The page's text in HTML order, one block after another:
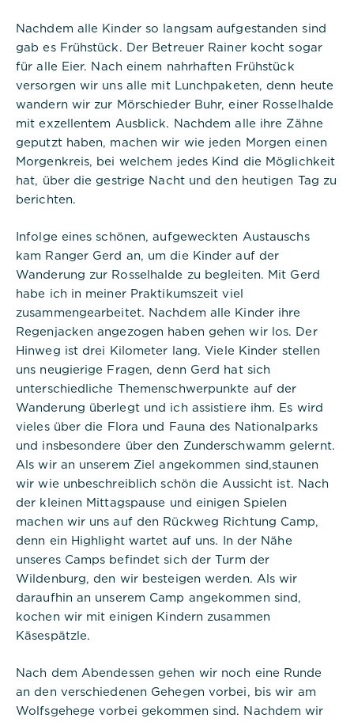
Nachdem alle Kinder so langsam aufgestanden sind
gab es Frühstück. Der Betreuer Rainer kocht sogar
für alle Eier. Nach einem nahrhaften Frühstück
versorgen wir uns alle mit Lunchpaketen, denn heute
wandern wir zur Mörschieder Buhr, einer Rosselhalde
mit exzellentem Ausblick. Nachdem alle ihre Zähne
geputzt haben, machen wir wie jeden Morgen einen
Morgenkreis, bei welchem jedes Kind die Möglichkeit
hat, über die gestrige Nacht und den heutigen Tag zu
berichten.
Infolge eines schönen, aufgeweckten Austauschs
kam Ranger Gerd an, um die Kinder auf der
Wanderung zur Rosselhalde zu begleiten. Mit Gerd
habe ich in meiner Praktikumszeit viel
zusammengearbeitet. Nachdem alle Kinder ihre
Regenjacken angezogen haben gehen wir los. Der
Hinweg ist drei Kilometer lang. Viele Kinder stellen
uns neugierige Fragen, denn Gerd hat sich
unterschiedliche Themenschwerpunkte auf der
Wanderung überlegt und ich assistiere ihm. Es wird
vieles über die Flora und Fauna des Nationalparks
und insbesondere über den Zunderschwamm gelernt.
Als wir an unserem Ziel angekommen sind,staunen
wir wie unbeschreiblich schön die Aussicht ist. Nach
der kleinen Mittagspause und einigen Spielen
machen wir uns auf den Rückweg Richtung Camp,
denn ein Highlight wartet auf uns. In der Nähe
unseres Camps befindet sich der Turm der
Wildenburg, den wir besteigen werden. Als wir
daraufhin an unserem Camp angekommen sind,
kochen wir mit einigen Kindern zusammen
Käsespätzle.
Nach dem Abendessen gehen wir noch eine Runde
an den verschiedenen Gehegen vorbei, bis wir am
Wolfsgehege vorbei gekommen sind. Nachdem wir
Notwendig
Diese werden für die Grundfunktionen der
Website benötigt und helfen dabei, unsere
Website nutzbar zu machen sowie Zugriffe auf
sichere Bereiche unserer Website ermöglichen.
Cookie Informationen anzeigen
Titel:
Anbieter:
Commerzbank Umweltpraktikum
Cookies:
Cookie Name:
PHPSESSID
Dauer:
Session
Beschreibung:
Dieses Cookie ist nativ für PHP-
Anwendungen. Das Cookie wird
verwendet, um die eindeutige
Sitzungs-ID eines Benutzers zu
speichern und zu identifizieren, um
die Benutzersitzung auf der
Website zu verwalten. Das Cookie
ist ein Session-Cookie und wird
gelöscht, wenn alle Browserfenster
geschlossen sind.
Titel:
dpconsentmanagement